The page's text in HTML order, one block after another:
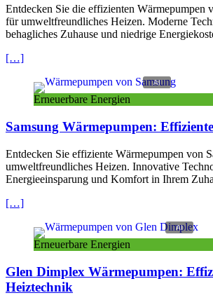
Entdecken Sie die effizienten Wärmepumpen
für umweltfreundliches Heizen. Moderne
behagliches Zuhause und niedrige
[…]
Erneuerbare Energien
Samsung Wärmepumpen:
Entdecken Sie effiziente Wärmepumpen von
umweltfreundliches Heizen. Innovative
Energieeinsparung und Komfort in Ihrem
[…]
Erneuerbare Energien
Glen Dimplex Wärmepumpen:
Heiztechnik